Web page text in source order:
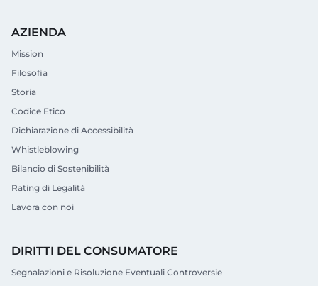
AZIENDA
Mission
Filosofia
Storia
Codice Etico
Dichiarazione di Accessibilità
Whistleblowing
Bilancio di Sostenibilità
Rating di Legalità
Lavora con noi
DIRITTI DEL CONSUMATORE
Segnalazioni e Risoluzione Eventuali Controversie